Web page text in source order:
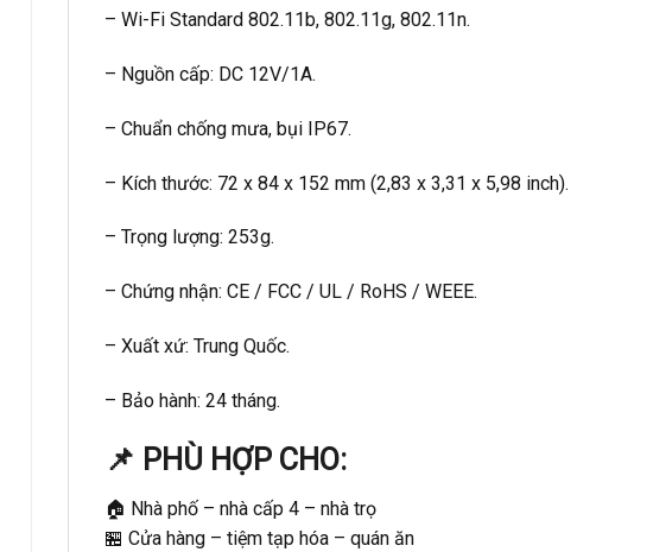
– Wi-Fi Standard 802.11b, 802.11g, 802.11n.
– Nguồn cấp: DC 12V/1A.
– Chuẩn chống mưa, bụi IP67.
– Kích thước: 72 x 84 x 152 mm (2,83 x 3,31 x 5,98 inch).
– Trọng lượng: 253g.
– Chứng nhận: CE / FCC / UL / RoHS / WEEE.
– Xuất xứ: Trung Quốc.
– Bảo hành: 24 tháng.
📌 PHÙ HỢP CHO:
🏠 Nhà phố – nhà cấp 4 – nhà trọ
🏪 Cửa hàng – tiệm tạp hóa – quán ăn